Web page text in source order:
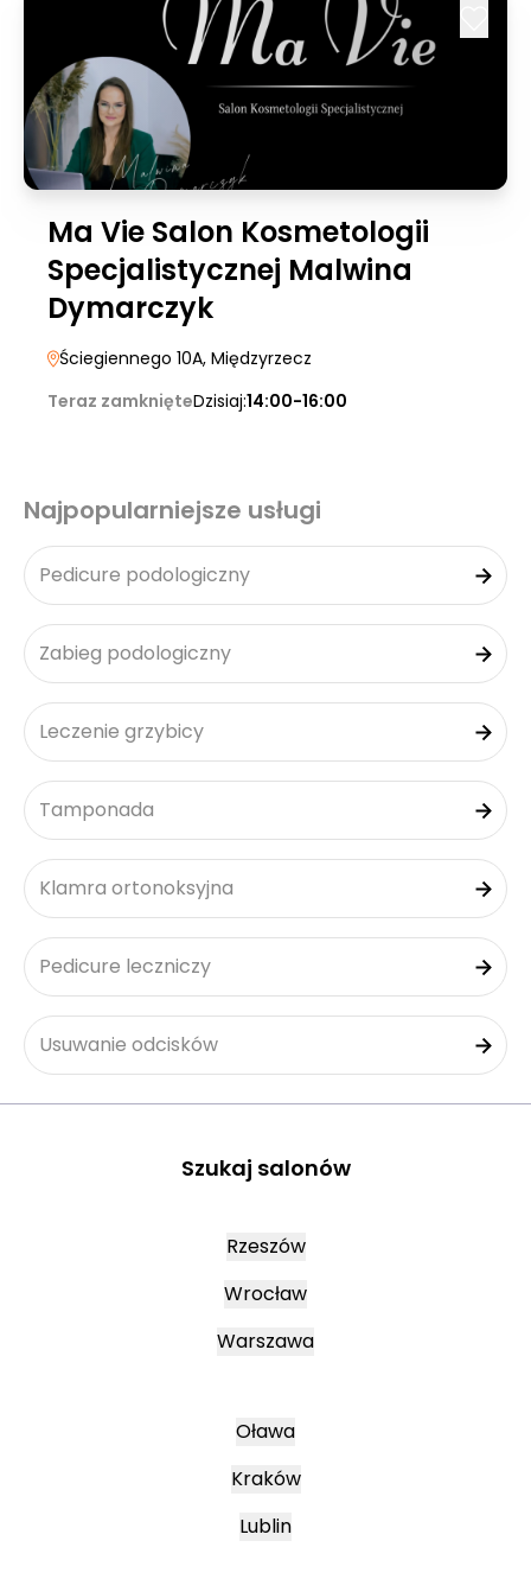
Ma Vie Salon Kosmetologii
Specjalistycznej Malwina
Dymarczyk
Ściegiennego 10A, Międzyrzecz
Teraz zamknięteDzisiaj:14:00-16:00
Najpopularniejsze usługi
Pedicure podologiczny
Zabieg podologiczny
Leczenie grzybicy
Tamponada
Klamra ortonoksyjna
Pedicure leczniczy
Usuwanie odcisków
Szukaj salonów
Rzeszów
Wrocław
Warszawa
Oława
Kraków
Lublin